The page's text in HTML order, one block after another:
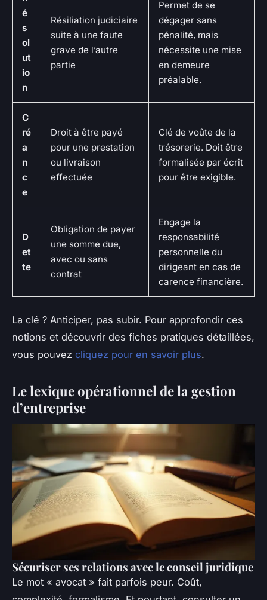
é
s
ol
ut
io
n
Résiliation judiciaire
suite à une faute
grave de l’autre
partie
Permet de se
dégager sans
pénalité, mais
nécessite une mise
en demeure
préalable.
C
ré
a
n
c
e
Droit à être payé
pour une prestation
ou livraison
effectuée
Clé de voûte de la
trésorerie. Doit être
formalisée par écrit
pour être exigible.
D
et
te
Obligation de payer
une somme due,
avec ou sans
contrat
Engage la
responsabilité
personnelle du
dirigeant en cas de
carence financière.
La clé ? Anticiper, pas subir. Pour approfondir ces
notions et découvrir des fiches pratiques détaillées,
vous pouvez cliquez pour en savoir plus.
Le lexique opérationnel de la gestion
d’entreprise
Sécuriser ses relations avec le conseil juridique
Le mot « avocat » fait parfois peur. Coût,